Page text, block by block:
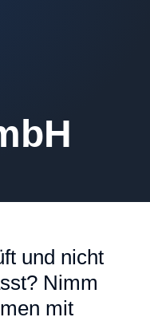
und nicht
Nimm
mit